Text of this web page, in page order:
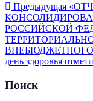
Предыдущая
РОССИЙСКОЙ
день здоровья
Поиск